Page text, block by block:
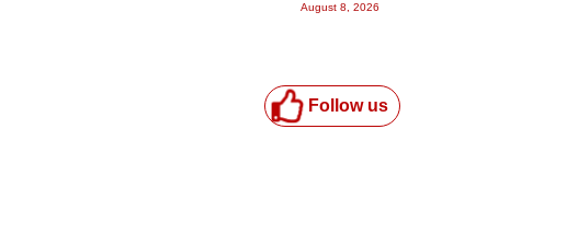
छापेमारी; आवास से बरामद हुई
August 8, 2026
Follow us